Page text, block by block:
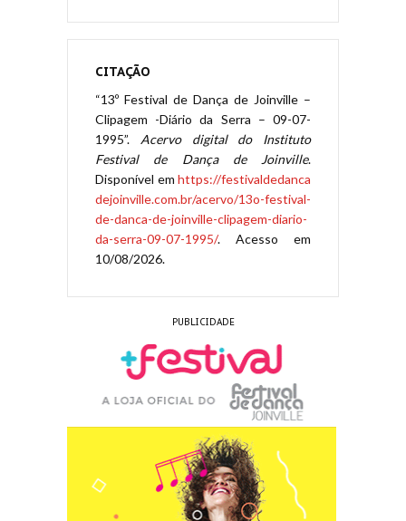
CITAÇÃO
“13º Festival de Dança de Joinville –
Clipagem -Diário da Serra – 09-07-
1995”. Acervo digital do Instituto
Festival de Dança de Joinville.
Disponível em https://festivaldedanca
dejoinville.com.br/acervo/13o-festival-
de-danca-de-joinville-clipagem-diario-
da-serra-09-07-1995/. Acesso em
10/08/2026.
PUBLICIDADE